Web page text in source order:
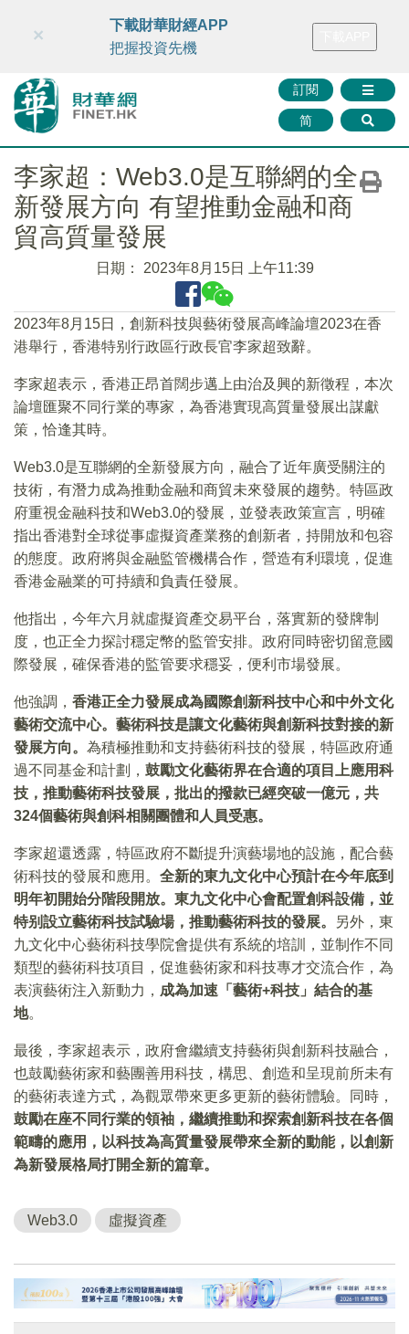
財華智庫網 FINTV FINMETA 財華證券 媒體矩陣
訂閱
简
×
下載財華財經APP
把握投資先機
李家超：Web3.0是互聯網的全
新發展方向 有望推動金融和商
貿高質量發展
日期： 2023年8月15日 上午11:39
2023年8月15日，創新科技與藝術發展高峰論壇2023在香
港舉行，香港特别行政區行政長官李家超致辭。
李家超表示，香港正昂首闊步邁上由治及興的新徵程，本次
論壇匯聚不同行業的專家，為香港實現高質量發展出謀獻
策，恰逢其時。
Web3.0是互聯網的全新發展方向，融合了近年廣受關注的
技術，有潛力成為推動金融和商貿未來發展的趨勢。特區政
府重視金融科技和Web3.0的發展，並發表政策宣言，明確
指出香港對全球從事虛擬資產業務的創新者，持開放和包容
的態度。政府將與金融監管機構合作，營造有利環境，促進
香港金融業的可持續和負責任發展。
他指出，今年六月就虛擬資產交易平台，落實新的發牌制
度，也正全力探討穩定幣的監管安排。政府同時密切留意國
際發展，確保香港的監管要求穩妥，便利市場發展。
他強調， 香港正全力發展成為國際創新科技中心和中外文化
藝術交流中心。藝術科技是讓文化藝術與創新科技對接的新
發展方向。 為積極推動和支持藝術科技的發展，特區政府通
過不同基金和計劃， 鼓勵文化藝術界在合適的項目上應用科
技，推動藝術科技發展，批出的撥款已經突破一億元，共
324個藝術與創科相關團體和人員受惠。
李家超還透露，特區政府不斷提升演藝場地的設施，配合藝
術科技的發展和應用。 全新的東九文化中心預計在今年底到
明年初開始分階段開放。東九文化中心會配置創科設備，並
特别設立藝術科技試驗場，推動藝術科技的發展。
另外，東
九文化中心藝術科技學院會提供有系統的培訓，並制作不同
類型的藝術科技項目，促進藝術家和科技專才交流合作，為
表演藝術注入新動力， 成為加速「藝術+科技」結合的基
地。
最後，李家超表示，政府會繼續支持藝術與創新科技融合，
也鼓勵藝術家和藝團善用科技，構思、創造和呈現前所未有
的藝術表達方式，為觀眾帶來更多更新的藝術體驗。同時，
鼓勵在座不同行業的領袖，繼續推動和探索創新科技在各個
範疇的應用，以科技為高質量發展帶來全新的動能，以創新
為新發展格局打開全新的篇章。
Web3.0 虛擬資產